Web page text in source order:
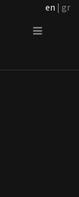
en | gr